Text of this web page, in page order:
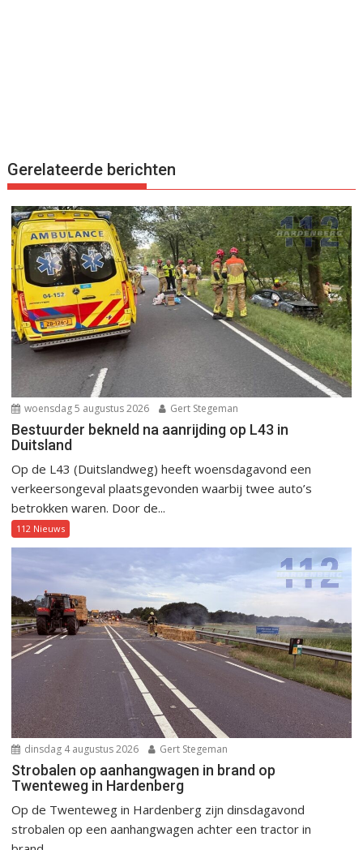
Gerelateerde berichten
woensdag 5 augustus 2026 Gert Stegeman
Bestuurder bekneld na aanrijding op L43 in
Duitsland
Op de L43 (Duitslandweg) heeft woensdagavond een
verkeersongeval plaatsgevonden waarbij twee auto’s
betrokken waren. Door de...
112 Nieuws
dinsdag 4 augustus 2026 Gert Stegeman
Strobalen op aanhangwagen in brand op
Twenteweg in Hardenberg
Op de Twenteweg in Hardenberg zijn dinsdagavond
strobalen op een aanhangwagen achter een tractor in